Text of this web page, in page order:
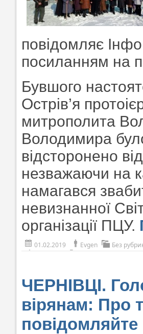
повідомляє
посиланням на
Бувшого
Острів’я
митрополита
Володимира
відсторонено
незважаючи на
намагався
невизнанної
організації ПЦУ.
01.02.2019 Evgen Без
ЧЕРНІВЦІ.
вірянам: Про
повідомляйте